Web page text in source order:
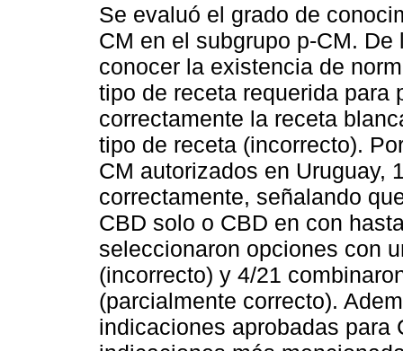
Se evaluó el grado de
CM en el subgrupo p-CM.
conocer la existencia de
tipo de receta requerida para
correctamente la receta
tipo de receta (incorrecto).
CM autorizados en Uruguay,
correctamente, señalando
CBD solo o CBD en con
seleccionaron opciones con
(incorrecto) y 4/21
(parcialmente correcto).
indicaciones aprobadas para